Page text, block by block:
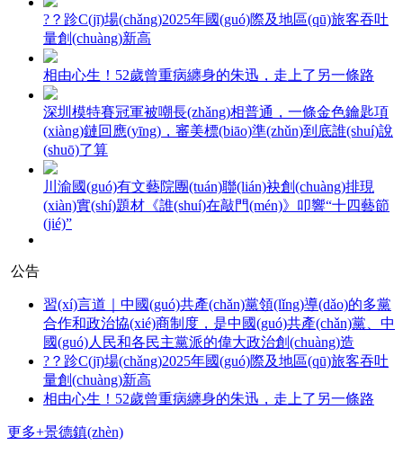
?？跈C(jī)場(chǎng)2025年國(guó)際及地區(qū)旅客吞吐
量創(chuàng)新高
相由心生！52歲曾重病纏身的朱迅，走上了另一條路
深圳模特賽冠軍被嘲長(zhǎng)相普通，一條金色鑰匙項
(xiàng)鏈回應(yīng)，審美標(biāo)準(zhǔn)到底誰(shuí)說
(shuō)了算
川渝國(guó)有文藝院團(tuán)聯(lián)袂創(chuàng)排現
(xiàn)實(shí)題材《誰(shuí)在敲門(mén)》叩響“十四藝節
(jié)”
公告
習(xí)言道｜中國(guó)共產(chǎn)黨領(lǐng)導(dǎo)的多黨
合作和政治協(xié)商制度，是中國(guó)共產(chǎn)黨、中
國(guó)人民和各民主黨派的偉大政治創(chuàng)造
?？跈C(jī)場(chǎng)2025年國(guó)際及地區(qū)旅客吞吐
量創(chuàng)新高
相由心生！52歲曾重病纏身的朱迅，走上了另一條路
更多+景德鎮(zhèn)